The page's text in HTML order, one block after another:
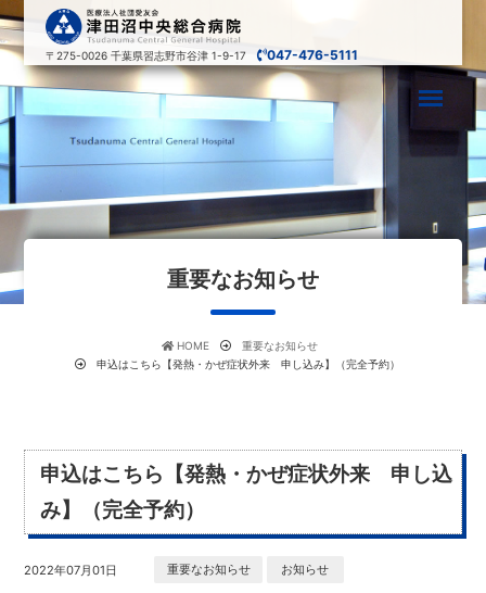
〒275-0026千葉県習志野市谷津 1-9-17 047-476-5111
重要なお知らせ
HOME
重要なお知らせ
申込はこちら【発熱・かぜ症状外来 申し込み】（完全予約）
申込はこちら【発熱・かぜ症状外来 申し込
み】（完全予約）
2022年07月01日 重要なお知らせ お知らせ